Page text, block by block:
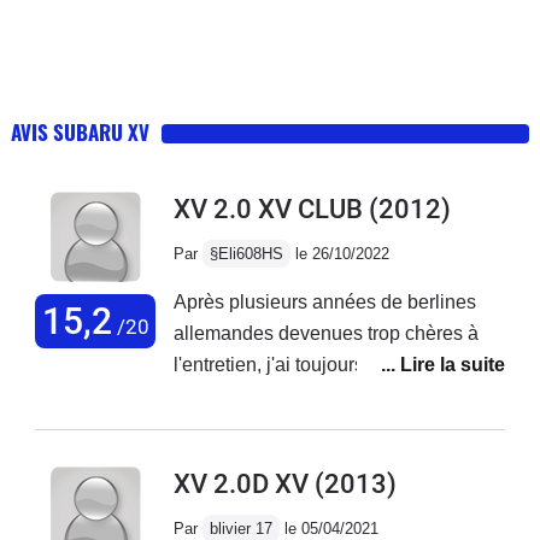
AVIS SUBARU XV
15,2 /20
XV 2.0 XV CLUB (2012)
Par §Eli608HS le 26/10/2022
Après plusieurs années de berlines
allemandes devenues trop chères à
l'entretien, j'ai toujours été attiré par la
transmission intégrale, habitant une
déçu ! C'est une conduite et une tenue
de route inégalable avec un moteur
XV 2.0D XV (2013)
Par blivier 17 le 05/04/2021